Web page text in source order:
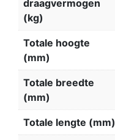
draagvermogen
(kg)
Totale hoogte
(mm)
Totale breedte
(mm)
Totale lengte (mm)